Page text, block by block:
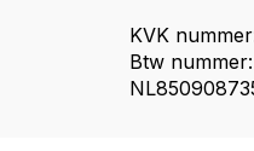
KVK
Btw nummer: